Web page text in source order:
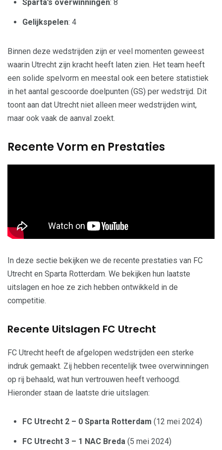
Sparta’s overwinningen: 8
Gelijkspelen: 4
Binnen deze wedstrijden zijn er veel momenten geweest
waarin Utrecht zijn kracht heeft laten zien. Het team heeft
een solide spelvorm en meestal ook een betere statistiek
in het aantal gescoorde doelpunten (GS) per wedstrijd. Dit
toont aan dat Utrecht niet alleen meer wedstrijden wint,
maar ook vaak de aanval zoekt.
Recente Vorm en Prestaties
In deze sectie bekijken we de recente prestaties van FC
Utrecht en Sparta Rotterdam. We bekijken hun laatste
uitslagen en hoe ze zich hebben ontwikkeld in de
competitie.
Recente Uitslagen FC Utrecht
FC Utrecht heeft de afgelopen wedstrijden een sterke
indruk gemaakt. Zij hebben recentelijk twee overwinningen
op rij behaald, wat hun vertrouwen heeft verhoogd.
Hieronder staan de laatste drie uitslagen:
FC Utrecht 2 – 0 Sparta Rotterdam (12 mei 2024)
FC Utrecht 3 – 1 NAC Breda (5 mei 2024)